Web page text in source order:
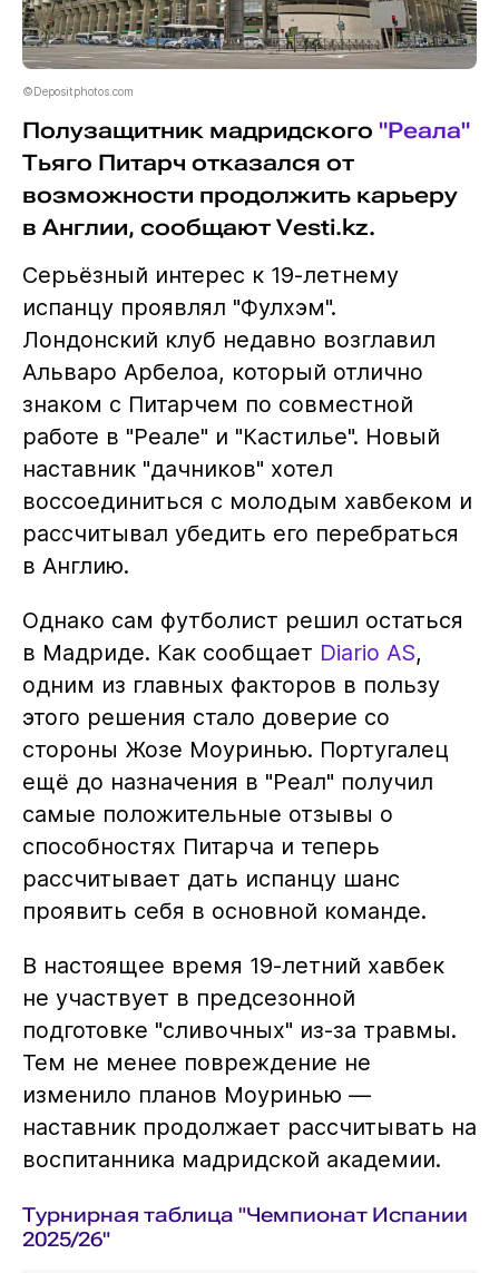
©Depositphotos.com
Полузащитник мадридского "Реала"
Тьяго Питарч отказался от
возможности продолжить карьеру
в Англии, сообщают Vesti.kz.
Серьёзный интерес к 19-летнему
испанцу проявлял "Фулхэм".
Лондонский клуб недавно возглавил
Альваро Арбелоа, который отлично
знаком с Питарчем по совместной
работе в "Реале" и "Кастилье". Новый
наставник "дачников" хотел
воссоединиться с молодым хавбеком и
рассчитывал убедить его перебраться
в Англию.
Однако сам футболист решил остаться
в Мадриде. Как сообщает Diario AS,
одним из главных факторов в пользу
этого решения стало доверие со
стороны Жозе Моуринью. Португалец
ещё до назначения в "Реал" получил
самые положительные отзывы о
способностях Питарча и теперь
рассчитывает дать испанцу шанс
проявить себя в основной команде.
В настоящее время 19-летний хавбек
не участвует в предсезонной
подготовке "сливочных" из-за травмы.
Тем не менее повреждение не
изменило планов Моуринью —
наставник продолжает рассчитывать на
воспитанника мадридской академии.
Турнирная таблица "Чемпионат Испании
2025/26"